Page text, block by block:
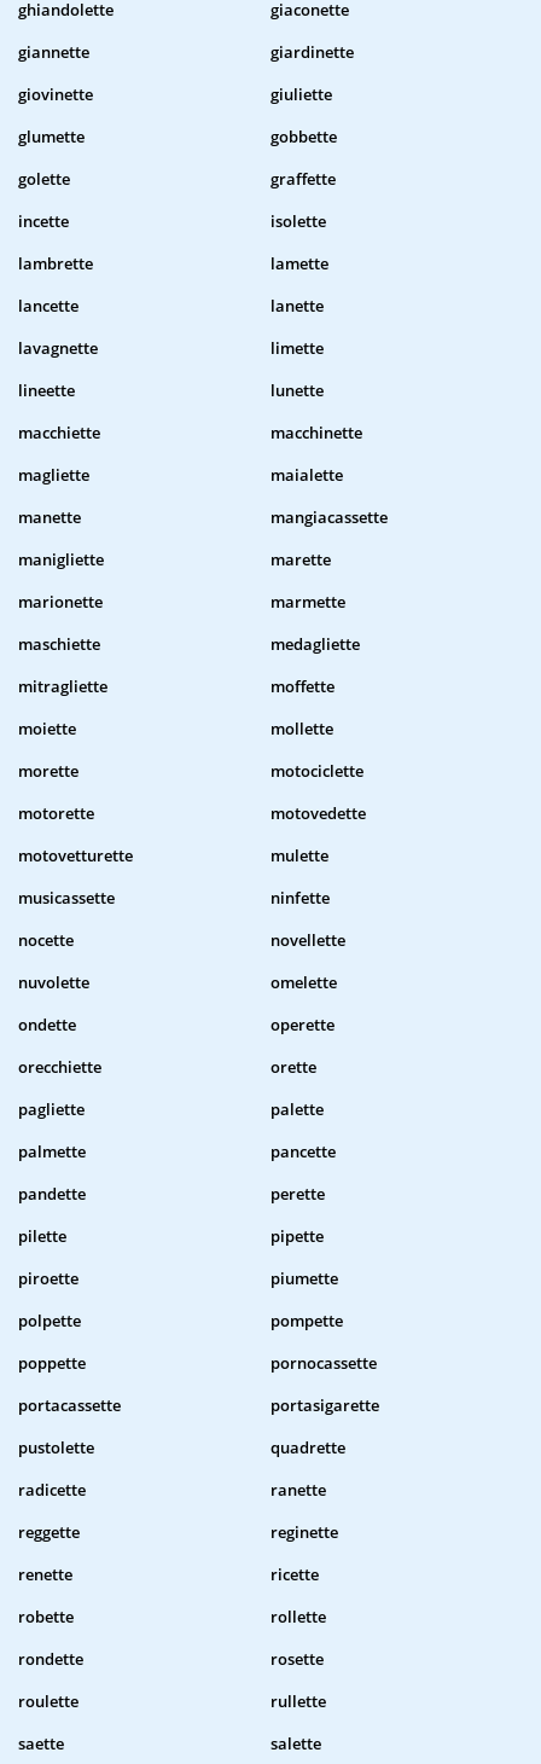
ghiandolette
giaconette
giannette
giardinette
giovinette
giuliette
glumette
gobbette
golette
graffette
incette
isolette
lambrette
lamette
lancette
lanette
lavagnette
limette
lineette
lunette
macchiette
macchinette
magliette
maialette
manette
mangiacassette
manigliette
marette
marionette
marmette
maschiette
medagliette
mitragliette
moffette
moiette
mollette
morette
motociclette
motorette
motovedette
motovetturette
mulette
musicassette
ninfette
nocette
novellette
nuvolette
omelette
ondette
operette
orecchiette
orette
pagliette
palette
palmette
pancette
pandette
perette
pilette
pipette
piroette
piumette
polpette
pompette
poppette
pornocassette
portacassette
portasigarette
pustolette
quadrette
radicette
ranette
reggette
reginette
renette
ricette
robette
rollette
rondette
rosette
roulette
rullette
saette
salette